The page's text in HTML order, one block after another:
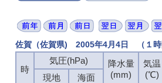
佐賀（佐賀県) 2005年4月4日 （１時
時
気圧(hPa)
降水量
(mm)
気温
(℃)
現地 海面